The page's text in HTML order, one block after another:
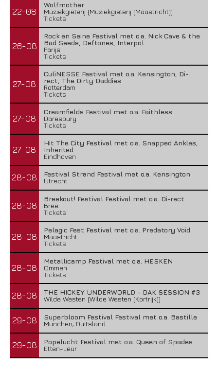
22-08
Wolfmother
Muziekgieterij (Muziekgieterij (Maastricht))
Tickets
26-08
Rock en Seine Festival met o.a. Nick Cave & the
Bad Seeds, Deftones, Interpol
Parijs
Tickets
27-08
CuliNESSE Festival met o.a. Kensington, Di-
rect, The Dirty Daddies
Rotterdam
Tickets
27-08
Creamfields Festival met o.a. Faithless
Daresbury
Tickets
27-08
Hit The City Festival met o.a. Snapped Ankles,
Inherited
Eindhoven
28-08
Festival Strand Festival met o.a. Kensington
Utrecht
28-08
Breekout! Festival Festival met o.a. Di-rect
Bree
Tickets
28-08
Pelagic Fest Festival met o.a. Predatory Void
Maastricht
Tickets
28-08
Metallicamp Festival met o.a. HESKEN
Ommen
Tickets
28-08
THE HICKEY UNDERWORLD - DAK SESSION #3
Wilde Westen (Wilde Westen (Kortrijk))
29-08
Superbloom Festival Festival met o.a. Bastille
Munchen, Duitsland
29-08
Popelucht Festival met o.a. Queen of Spades
Etten-Leur